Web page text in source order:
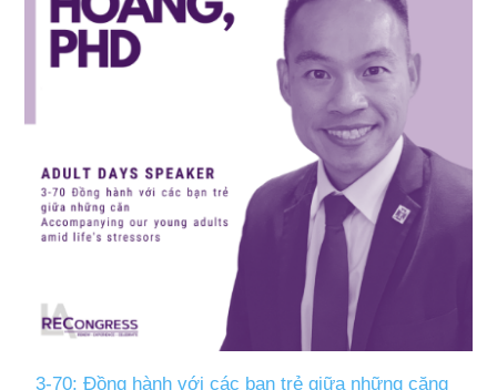
3-70: Đồng hành với các bạn trẻ giữa những căng